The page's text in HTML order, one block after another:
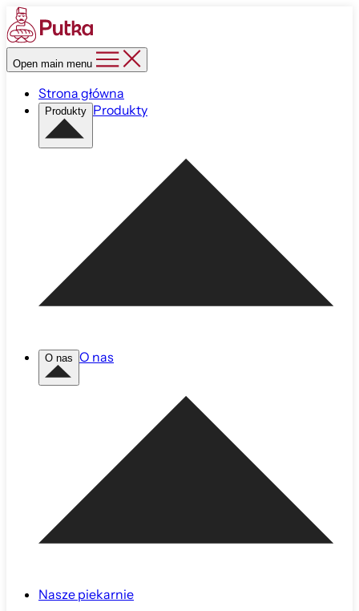
Open main menu
Strona główna
Produkty Produkty
O nas O nas
Nasze piekarnie